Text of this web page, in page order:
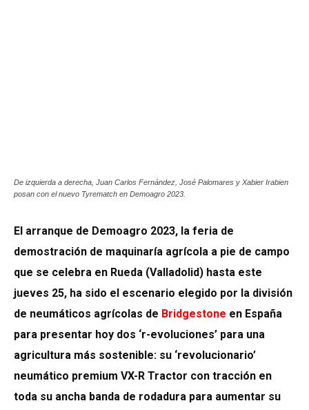
De izquierda a derecha, Juan Carlos Fernández, José Palomares y Xabier Irabien
posan con el nuevo Tyrematch en Demoagro 2023.
El arranque de Demoagro 2023, la feria de
demostración de maquinaría agrícola a pie de campo
que se celebra en Rueda (Valladolid) hasta este
jueves 25, ha sido el escenario elegido por la división
de neumáticos agrícolas de Bridgestone en España
para presentar hoy dos ‘r-evoluciones’ para una
agricultura más sostenible: su ‘revolucionario’
neumático premium VX-R Tractor con tracción en
toda su ancha banda de rodadura para aumentar su